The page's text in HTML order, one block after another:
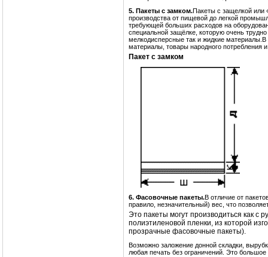
5. Пакеты с замком.Пакеты с защелкой или
производства от пищевой до легкой
требующей больших расходов на
специальной защёлке, которую очень
мелкодисперсные так и жидкие
материалы, товары народного потребления
Пакет с замком
6. Фасовочные пакеты.В отличие от
правило, незначительный) вес, что
Это пакеты могут производиться как с
полиэтиленовой пленки, из которой
прозрачные фасовочные пакеты).
Возможно заложение донной складки,
любая печать без ограничений. Это